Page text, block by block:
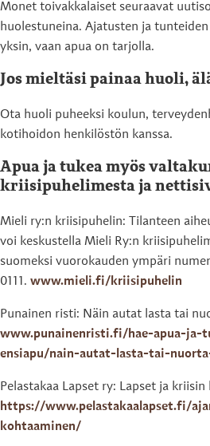
Monet toivakkalaiset seuraavat
huolestuneina. Ajatusten ja
yksin, vaan apua on tarjolla.
Jos mieltäsi painaa huoli,
Ota huoli puheeksi koulun,
kotihoidon henkilöstön kanssa.
Apua ja tukea myös
kriisipuhelimesta ja
Mieli ry:n kriisipuhelin: Tilanteen
voi keskustella Mieli Ry:n
suomeksi vuorokauden ympäri
0111. www.mieli.fi/kriisipuhelin
Punainen risti: Näin autat lasta tai
www.punainenristi.fi/hae-apua-ja-
ensiapu/nain-autat-lasta-tai-
Pelastakaa Lapset ry: Lapset ja
https://www.pelastakaalapset.fi/
kohtaaminen/